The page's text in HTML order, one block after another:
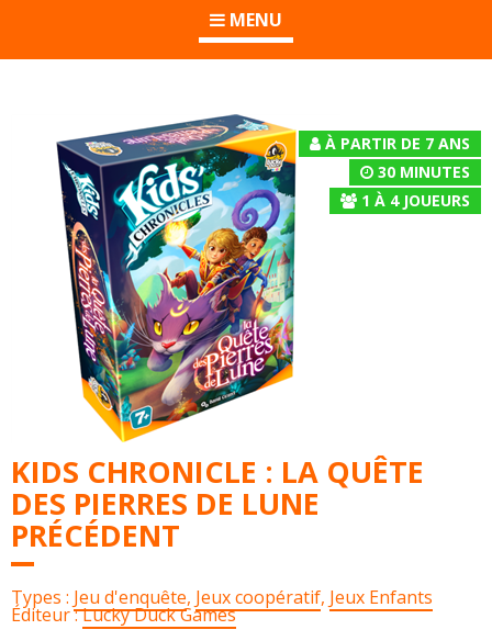
MENU
À PARTIR DE 7 ANS
30 MINUTES
1 À 4JOUEURS
KIDS CHRONICLE : LA QUÊTE
DES PIERRES DE LUNE
PRÉCÉDENT
Types : Jeu d'enquête, Jeux coopératif, Jeux Enfants
Éditeur :Lucky Duck Games